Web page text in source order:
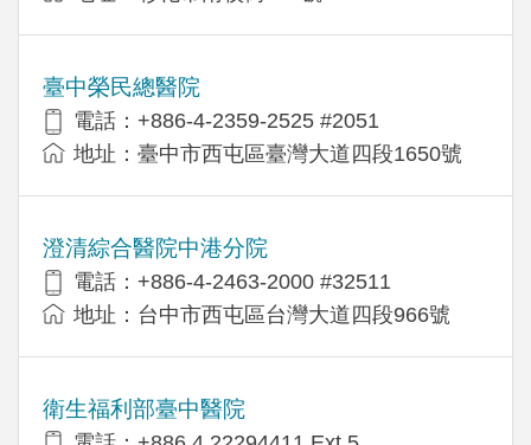
臺中榮民總醫院
電話：+886-4-2359-2525 #2051
地址：臺中市西屯區臺灣大道四段1650號
澄清綜合醫院中港分院
電話：+886-4-2463-2000 #32511
地址：台中市西屯區台灣大道四段966號
衛生福利部臺中醫院